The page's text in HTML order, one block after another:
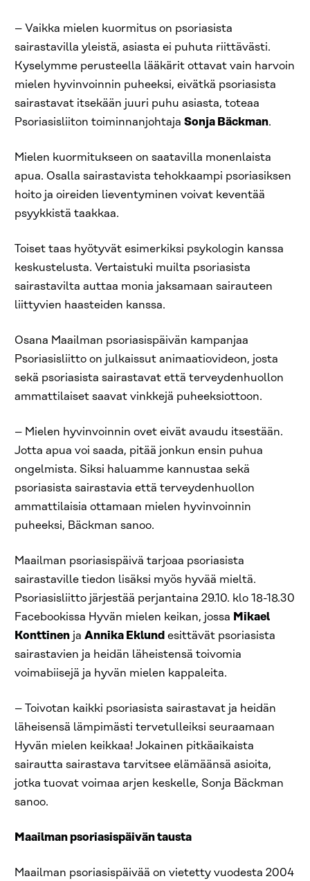
– Vaikka mielen kuormitus on psoriasista
sairastavilla yleistä, asiasta ei puhuta riittävästi.
Kyselymme perusteella lääkärit ottavat vain harvoin
mielen hyvinvoinnin puheeksi, eivätkä psoriasista
sairastavat itsekään juuri puhu asiasta, toteaa
Psoriasisliiton toiminnanjohtaja Sonja Bäckman.
Mielen kuormitukseen on saatavilla monenlaista
apua. Osalla sairastavista tehokkaampi psoriasiksen
hoito ja oireiden lieventyminen voivat keventää
psyykkistä taakkaa.
Toiset taas hyötyvät esimerkiksi psykologin kanssa
keskustelusta. Vertaistuki muilta psoriasista
sairastavilta auttaa monia jaksamaan sairauteen
liittyvien haasteiden kanssa.
Osana Maailman psoriasispäivän kampanjaa
Psoriasisliitto on julkaissut animaatiovideon, josta
sekä psoriasista sairastavat että terveydenhuollon
ammattilaiset saavat vinkkejä puheeksiottoon.
– Mielen hyvinvoinnin ovet eivät avaudu itsestään.
Jotta apua voi saada, pitää jonkun ensin puhua
ongelmista. Siksi haluamme kannustaa sekä
psoriasista sairastavia että terveydenhuollon
ammattilaisia ottamaan mielen hyvinvoinnin
puheeksi, Bäckman sanoo.
Maailman psoriasispäivä tarjoaa psoriasista
sairastaville tiedon lisäksi myös hyvää mieltä.
Psoriasisliitto järjestää perjantaina 29.10. klo 18-18.30
Facebookissa Hyvän mielen keikan, jossa Mikael
Konttinen ja Annika Eklund esittävät psoriasista
sairastavien ja heidän läheistensä toivomia
voimabiisejä ja hyvän mielen kappaleita.
– Toivotan kaikki psoriasista sairastavat ja heidän
läheisensä lämpimästi tervetulleiksi seuraamaan
Hyvän mielen keikkaa! Jokainen pitkäaikaista
sairautta sairastava tarvitsee elämäänsä asioita,
jotka tuovat voimaa arjen keskelle, Sonja Bäckman
sanoo.
Maailman psoriasispäivän tausta
Maailman psoriasispäivää on vietetty vuodesta 2004